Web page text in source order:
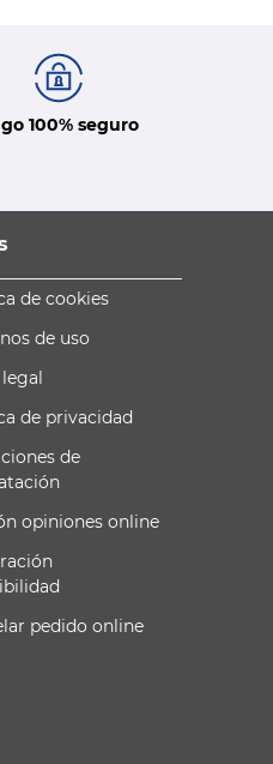
100% seguro
de cookies
de uso
de privacidad
de
opiniones online
pedido online